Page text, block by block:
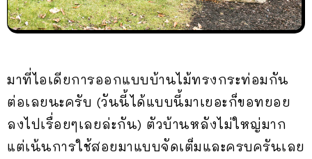
มาที่ไอเดียการออกแบบบ้านไม้ทรงกระท่อมกัน
ต่อเลยนะครับ (วันนี้ได้แบบนี้มาเยอะก็ขอทยอย
ลงไปเรื่อยๆเลยล่ะกัน) ตัวบ้านหลังไม่ใหญ่มาก
แต่เน้นการใช้สอยมาแบบจัดเต็มและครบครันเลย